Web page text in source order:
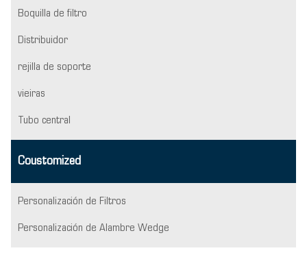
Boquilla de filtro
Distribuidor
rejilla de soporte
vieiras
Tubo central
Coustomized
Personalización de Filtros
Personalización de Alambre Wedge